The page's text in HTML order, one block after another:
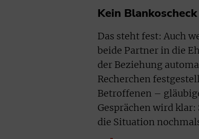
Kein
Das steht fest: Auch
beide Partner in die
der Beziehung
Recherchen
Betroffenen –
Gesprächen wird
die Situation